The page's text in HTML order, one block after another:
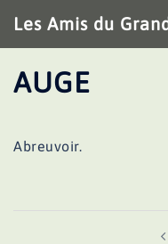
au
contenu
Les Amis du
AUGE
Abreuvoir.